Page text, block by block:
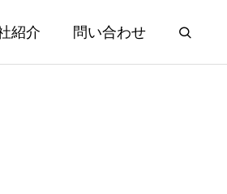
紹介 問い合わせ